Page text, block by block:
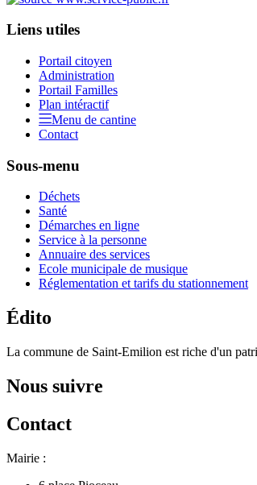
Liens utiles
Portail citoyen
Administration
Portail Familles
Plan intéractif
Menu de cantine
Contact
Sous-menu
Déchets
Santé
Démarches en ligne
Service à la personne
Annuaire des services
Ecole municipale de musique
Réglementation et tarifs du stationnement
Édito
La commune de Saint-Emilion est riche d'un
Nous suivre
Contact
Mairie :